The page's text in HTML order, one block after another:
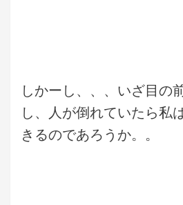
しかーし、、、いざ目の
し、人が倒れていたら私
きるのであろうか。。